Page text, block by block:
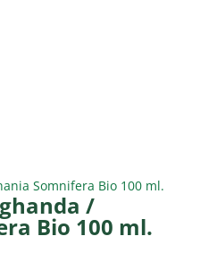
Somnifera Bio 100 ml.
/
Bio 100 ml.